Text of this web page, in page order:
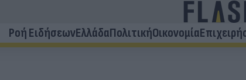
Ροή ΕιδήσεωνΕλλάδαΠολιτικήΟικονομία